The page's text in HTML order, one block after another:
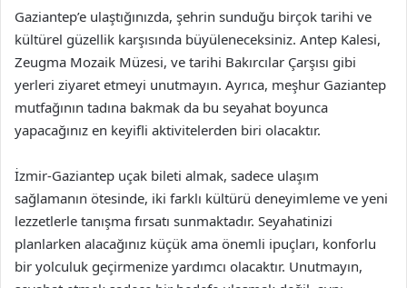
Gaziantep’e ulaştığınızda, şehrin sunduğu birçok tarihi ve
kültürel güzellik karşısında büyüleneceksiniz. Antep Kalesi,
Zeugma Mozaik Müzesi, ve tarihi Bakırcılar Çarşısı gibi
yerleri ziyaret etmeyi unutmayın. Ayrıca, meşhur Gaziantep
mutfağının tadına bakmak da bu seyahat boyunca
yapacağınız en keyifli aktivitelerden biri olacaktır.
İzmir-Gaziantep uçak bileti almak, sadece ulaşım
sağlamanın ötesinde, iki farklı kültürü deneyimleme ve yeni
lezzetlerle tanışma fırsatı sunmaktadır. Seyahatinizi
planlarken alacağınız küçük ama önemli ipuçları, konforlu
bir yolculuk geçirmenize yardımcı olacaktır. Unutmayın,